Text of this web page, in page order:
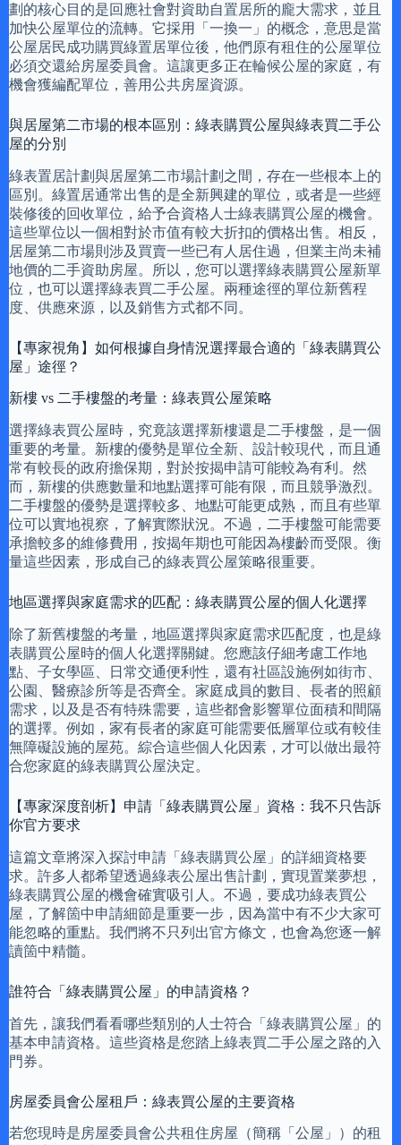
劃的核心目的是回應社會對資助自置居所的龐大需求，並且
加快公屋單位的流轉。它採用「一換一」的概念，意思是當
公屋居民成功購買綠置居單位後，他們原有租住的公屋單位
必須交還給房屋委員會。這讓更多正在輪候公屋的家庭，有
機會獲編配單位，善用公共房屋資源。
與居屋第二市場的根本區別：綠表購買公屋與綠表買二手公
屋的分別
綠表置居計劃與居屋第二市場計劃之間，存在一些根本上的
區別。綠置居通常出售的是全新興建的單位，或者是一些經
裝修後的回收單位，給予合資格人士綠表購買公屋的機會。
這些單位以一個相對於市值有較大折扣的價格出售。相反，
居屋第二市場則涉及買賣一些已有人居住過，但業主尚未補
地價的二手資助房屋。所以，您可以選擇綠表購買公屋新單
位，也可以選擇綠表買二手公屋。兩種途徑的單位新舊程
度、供應來源，以及銷售方式都不同。
【專家視角】如何根據自身情況選擇最合適的「綠表購買公
屋」途徑？
新樓 vs 二手樓盤的考量：綠表買公屋策略
選擇綠表買公屋時，究竟該選擇新樓還是二手樓盤，是一個
重要的考量。新樓的優勢是單位全新、設計較現代，而且通
常有較長的政府擔保期，對於按揭申請可能較為有利。然
而，新樓的供應數量和地點選擇可能有限，而且競爭激烈。
二手樓盤的優勢是選擇較多、地點可能更成熟，而且有些單
位可以實地視察，了解實際狀況。不過，二手樓盤可能需要
承擔較多的維修費用，按揭年期也可能因為樓齡而受限。衡
量這些因素，形成自己的綠表買公屋策略很重要。
地區選擇與家庭需求的匹配：綠表購買公屋的個人化選擇
除了新舊樓盤的考量，地區選擇與家庭需求匹配度，也是綠
表購買公屋時的個人化選擇關鍵。您應該仔細考慮工作地
點、子女學區、日常交通便利性，還有社區設施例如街市、
公園、醫療診所等是否齊全。家庭成員的數目、長者的照顧
需求，以及是否有特殊需要，這些都會影響單位面積和間隔
的選擇。例如，家有長者的家庭可能需要低層單位或有較佳
無障礙設施的屋苑。綜合這些個人化因素，才可以做出最符
合您家庭的綠表購買公屋決定。
【專家深度剖析】申請「綠表購買公屋」資格：我不只告訴
你官方要求
這篇文章將深入探討申請「綠表購買公屋」的詳細資格要
求。許多人都希望透過綠表公屋出售計劃，實現置業夢想，
綠表購買公屋的機會確實吸引人。不過，要成功綠表買公
屋，了解箇中申請細節是重要一步，因為當中有不少大家可
能忽略的重點。我們將不只列出官方條文，也會為您逐一解
讀箇中精髓。
誰符合「綠表購買公屋」的申請資格？
首先，讓我們看看哪些類別的人士符合「綠表購買公屋」的
基本申請資格。這些資格是您踏上綠表買二手公屋之路的入
門券。
房屋委員會公屋租戶：綠表買公屋的主要資格
若您現時是房屋委員會公共租住房屋（簡稱「公屋」）的租